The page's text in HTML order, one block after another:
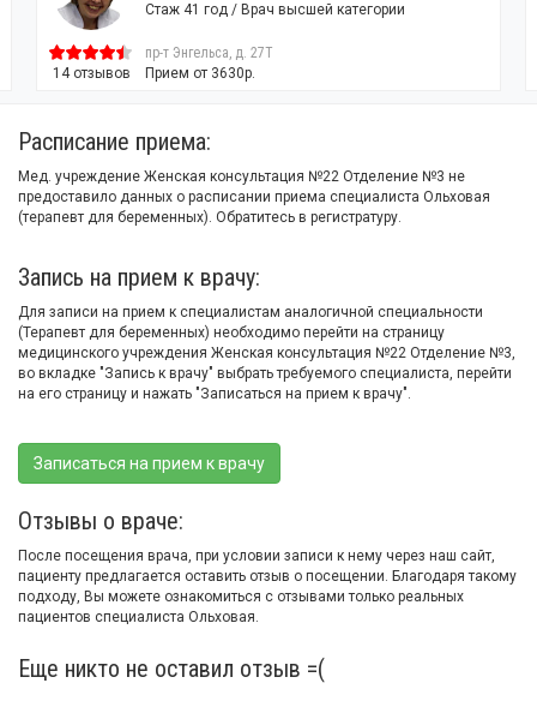
14 отзывов
Стаж 41 год / Врач высшей категории
пр-т Энгельса, д. 27Т
Прием от 3630р.
Расписание приема:
Мед. учреждение Женская консультация №22 Отделение №3 не
предоставило данных о расписании приема специалиста Ольховая
(терапевт для беременных). Обратитесь в регистратуру.
Запись на прием к врачу:
Для записи на прием к специалистам аналогичной специальности
(Терапевт для беременных) необходимо перейти на страницу
медицинского учреждения Женская консультация №22 Отделение №3,
во вкладке "Запись к врачу" выбрать требуемого специалиста, перейти
на его страницу и нажать "Записаться на прием к врачу".
Записаться на прием к врачу
Отзывы о враче:
После посещения врача, при условии записи к нему через наш сайт,
пациенту предлагается оставить отзыв о посещении. Благодаря такому
подходу, Вы можете ознакомиться с отзывами только реальных
пациентов специалиста Ольховая.
Еще никто не оставил отзыв =(